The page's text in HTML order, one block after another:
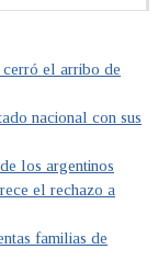
el arribo de
nacional con sus
los argentinos
el rechazo a
familias de